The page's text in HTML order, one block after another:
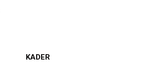
KADER